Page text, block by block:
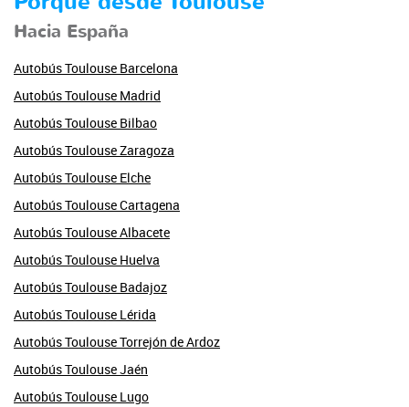
Hacia España
Autobús Toulouse Barcelona
Autobús Toulouse Madrid
Autobús Toulouse Bilbao
Autobús Toulouse Zaragoza
Autobús Toulouse Elche
Autobús Toulouse Cartagena
Autobús Toulouse Albacete
Autobús Toulouse Huelva
Autobús Toulouse Badajoz
Autobús Toulouse Lérida
Autobús Toulouse Torrejón de Ardoz
Autobús Toulouse Jaén
Autobús Toulouse Lugo